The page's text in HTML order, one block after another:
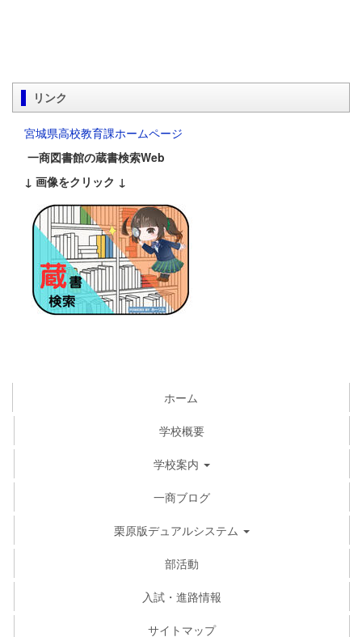
リンク
宮城県高校教育課ホームページ
一商図書館の蔵書検索Web
↓ 画像をクリック ↓
ホーム
学校概要
学校案内
一商ブログ
栗原版デュアルシステム
部活動
入試・進路情報
サイトマップ